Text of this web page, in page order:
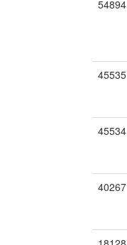
54894
45535
45534
40267